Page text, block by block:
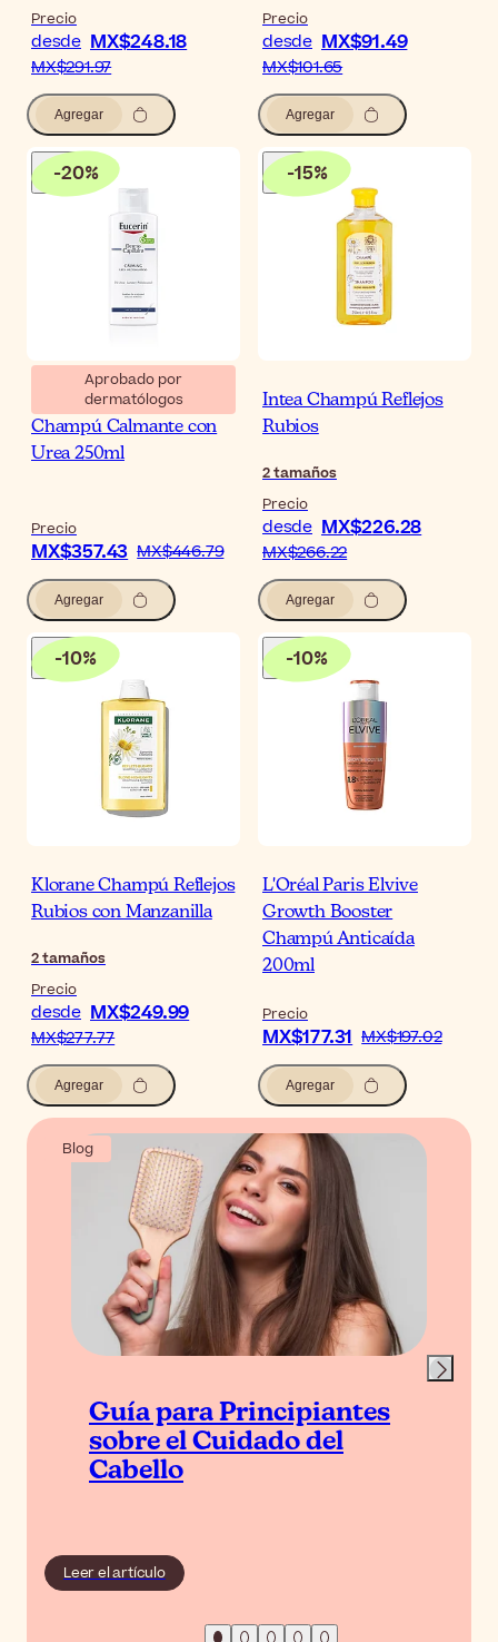
Precio
desde MX$248.18
MX$291.97
Agregar
Precio
desde MX$91.49
MX$101.65
Agregar
-20%
Aprobado por
dermatólogos
Eucerin DermoCapillaire
Champú Calmante con
Urea 250ml
Precio
MX$357.43 MX$446.79
Agregar
-15%
Intea Champú Reflejos
Rubios
2tamaños
Precio
desde MX$226.28
MX$266.22
Agregar
-10%
Klorane Champú Reflejos
Rubios con Manzanilla
2tamaños
Precio
desde MX$249.99
MX$277.77
Agregar
-10%
L'Oréal Paris Elvive
Growth Booster
Champú Anticaída
200ml
Precio
MX$177.31 MX$197.02
Agregar
Blog
Guía para Principiantes
sobre el Cuidado del
Cabello
Leer el artículo